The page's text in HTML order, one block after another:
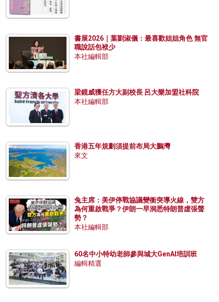
書展2026｜葉劉淑儀：最喜歡姐姐角色 無官
職說話包袱少
本社編輯部
梁鏡威獲任方大副校長 呂大樂加盟社科院
本社編輯部
香港五年規劃須提前布局大鵬灣
來文
兔主席：美伊停戰協議變衝突導火線，雙方
為何重啟戰爭？伊朗一早洞悉特朗普虛張聲
勢？
本社編輯部
60名中小特幼老師參與城大GenAI培訓班
編輯精選